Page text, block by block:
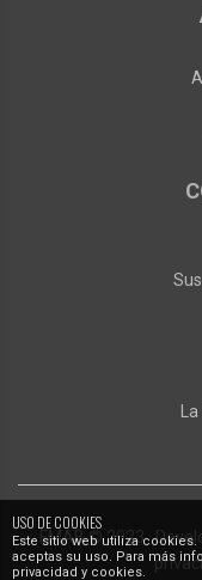
USO DE COOKIES
Este sitio web utiliza
aceptas su uso. Para más
privacidad y cookies.
FMAB© 2023·